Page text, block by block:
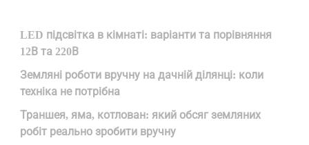
LED підсвітка в кімнаті: варіанти та порівняння
12В та 220В
Земляні роботи вручну на дачній ділянці: коли
техніка не потрібна
Траншея, яма, котлован: який обсяг земляних
робіт реально зробити вручну